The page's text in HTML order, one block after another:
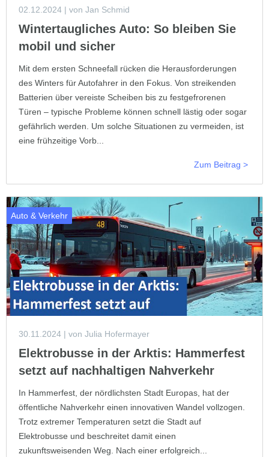
02.12.2024 | von Jan Schmid
Wintertaugliches Auto: So bleiben Sie
mobil und sicher
Mit dem ersten Schneefall rücken die Herausforderungen
des Winters für Autofahrer in den Fokus. Von streikenden
Batterien über vereiste Scheiben bis zu festgefrorenen
Türen – typische Probleme können schnell lästig oder sogar
gefährlich werden. Um solche Situationen zu vermeiden, ist
eine frühzeitige Vorb...
Zum Beitrag >
Auto & Verkehr
30.11.2024 | von Julia Hofermayer
Elektrobusse in der Arktis: Hammerfest
setzt auf nachhaltigen Nahverkehr
In Hammerfest, der nördlichsten Stadt Europas, hat der
öffentliche Nahverkehr einen innovativen Wandel vollzogen.
Trotz extremer Temperaturen setzt die Stadt auf
Elektrobusse und beschreitet damit einen
zukunftsweisenden Weg. Nach einer erfolgreich...